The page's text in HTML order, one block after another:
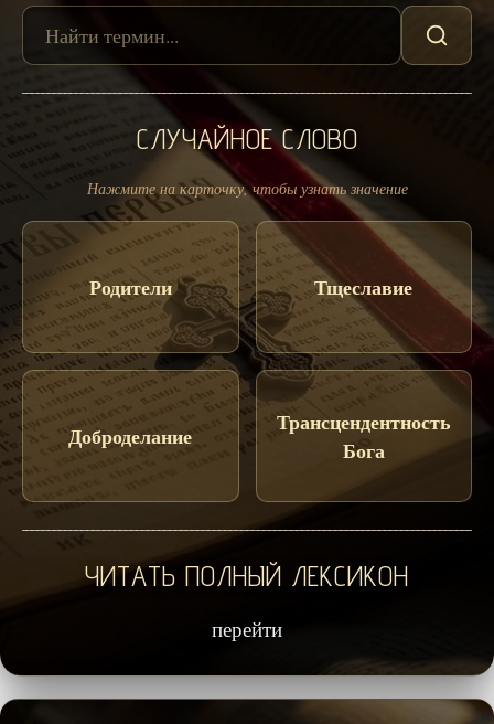
СЛУЧАЙНОЕ СЛОВО
Нажмите на карточку, чтобы узнать значение
Родители Тщеславие
Доброделание
Трансцендентность
Бога
ЧИТАТЬ ПОЛНЫЙ ЛЕКСИКОН
перейти